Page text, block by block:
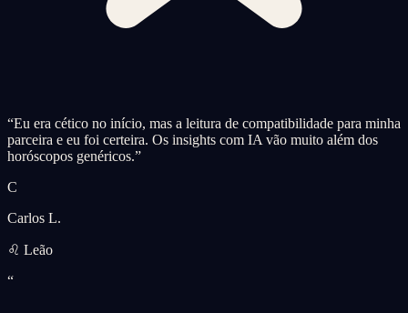
“Eu era cético no início, mas a leitura de compatibilidade para minha
parceira e eu foi certeira. Os insights com IA vão muito além dos
horóscopos genéricos.”
C
Carlos L.
♌ Leão
“